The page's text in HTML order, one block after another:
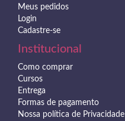
Meus pedidos
Login
Cadastre-se
Institucional
Como comprar
Cursos
Entrega
Formas de pagamento
Nossa política de Privacidade